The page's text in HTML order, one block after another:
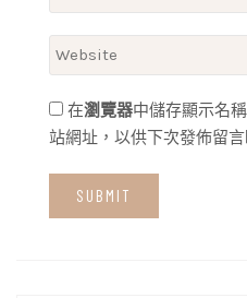
在瀏覽器中儲存顯示名
站網址，以供下次發佈留言